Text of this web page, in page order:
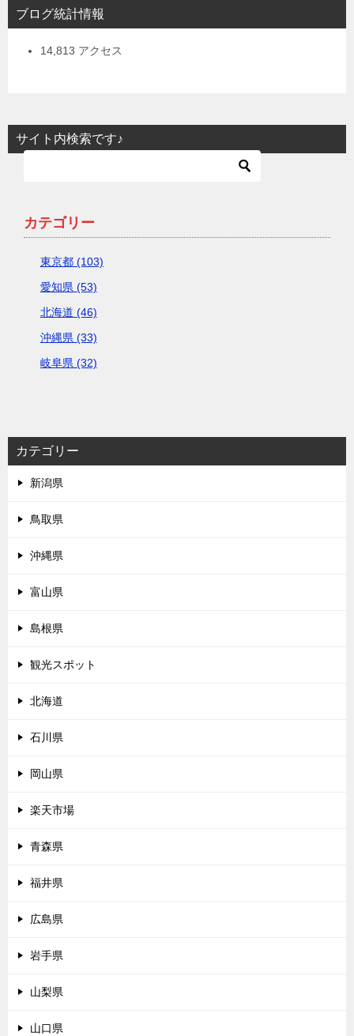
ブログ統計情報
14,813 アクセス
サイト内検索です♪
カテゴリー
東京都 (103)
愛知県 (53)
北海道 (46)
沖縄県 (33)
岐阜県 (32)
カテゴリー
新潟県
鳥取県
沖縄県
富山県
島根県
観光スポット
北海道
石川県
岡山県
楽天市場
青森県
福井県
広島県
岩手県
山梨県
山口県